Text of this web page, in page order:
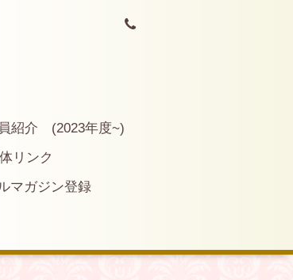
紹介 (2023年度~)
リンク
マガジン登録